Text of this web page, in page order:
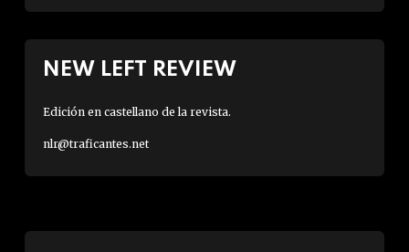
NEW LEFT REVIEW
Edición en castellano de la revista.
nlr@traficantes.net